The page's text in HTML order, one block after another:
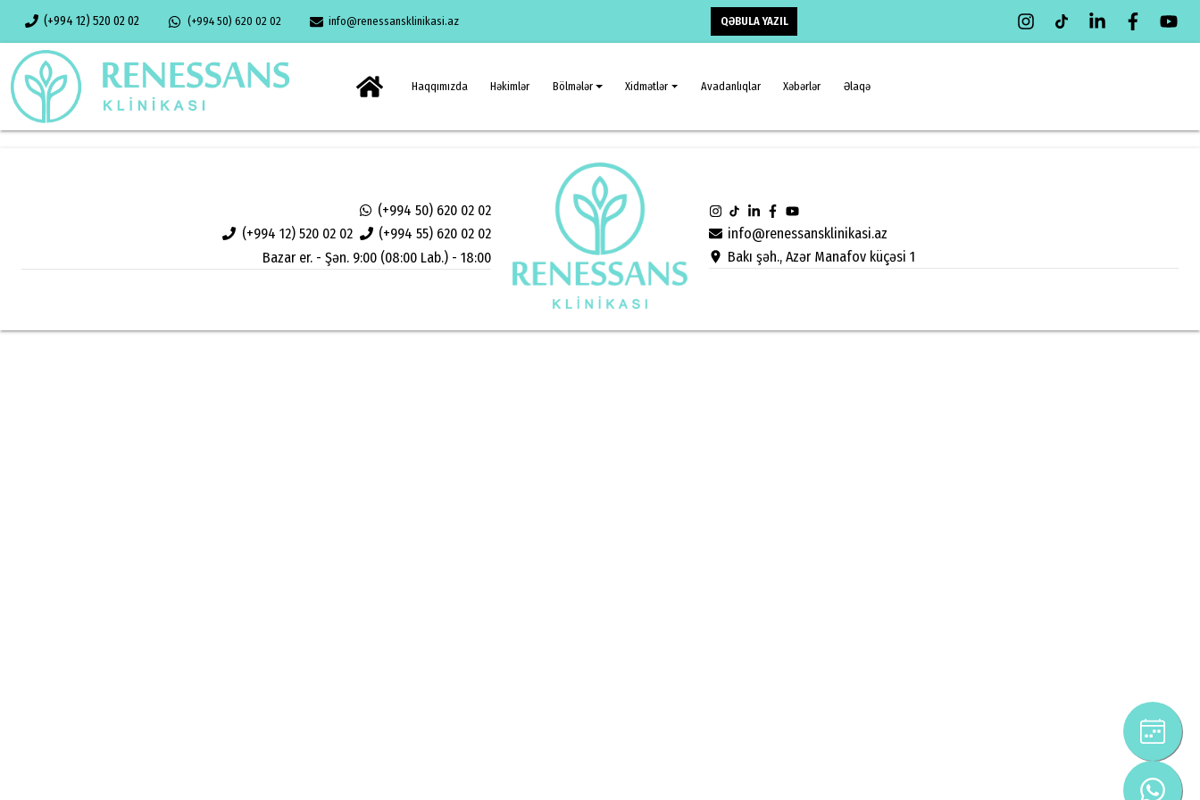
(+994 12) 520 02 02 (+994 50) 620 02 02 info@renessansklinikasi.az QƏBULA YAZIL
Haqqımızda Həkimlər Bölmələr Xidmətlər Avadanlıqlar Xəbərlər Əlaqə
info@renessansklinikasi.az
Bakı şəh., Azər Manafov küçəsi 1
(+994 12) 520 02 02 (+994 55) 620 02 02
(+994 50) 620 02 02
Bazar er. - Şən. 9:00 (08:00 Lab.) - 18:00